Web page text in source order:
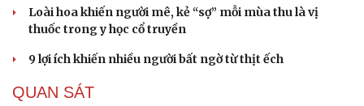
Loài hoa khiến người mê, kẻ “sợ” mỗi mùa thu là vị
thuốc trong y học cổ truyền
9 lợi ích khiến nhiều người bất ngờ từ thịt ếch
QUAN SÁT